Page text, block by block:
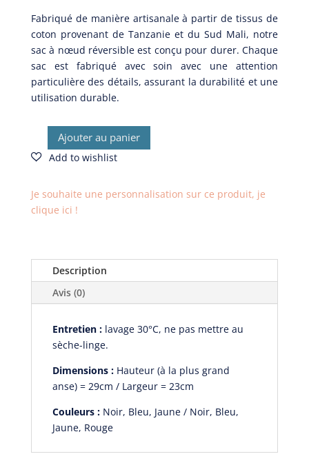
Fabriqué de manière artisanale à partir de tissus de
coton provenant de Tanzanie et du Sud Mali, notre
sac à nœud réversible est conçu pour durer. Chaque
sac est fabriqué avec soin avec une attention
particulière des détails, assurant la durabilité et une
utilisation durable.
quantité
de
à
nœud
Ajouter au panier
Je souhaite une personnalisation sur ce produit, je
clique ici !
Description
Avis (0)
Entretien :lavage 30°C, ne pas mettre au
sèche-linge.
Dimensions :Hauteur (à la plus grand
anse) = 29cm / Largeur = 23cm
Couleurs :Noir, Bleu, Jaune / Noir, Bleu,
Jaune, Rouge